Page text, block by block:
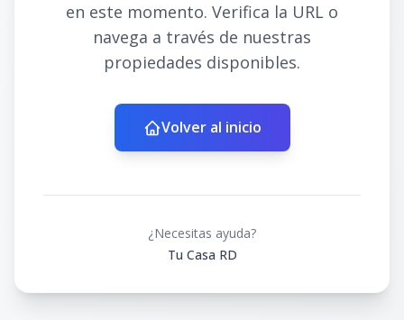
en este momento. Verifica la URL o
navega a través de nuestras
propiedades disponibles.
Volver al inicio
¿Necesitas ayuda?
Tu Casa RD